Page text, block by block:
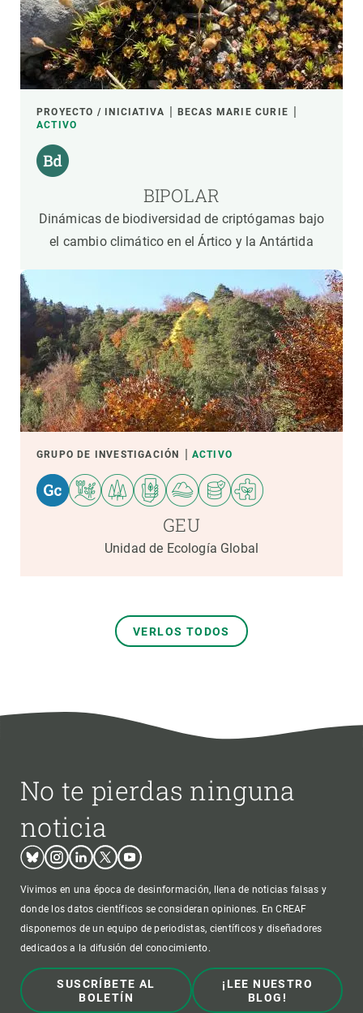
PROYECTO / INICIATIVA
BECAS MARIE CURIE
ACTIVO
BIPOLAR
Dinámicas de biodiversidad de criptógamas bajo
el cambio climático en el Ártico y la Antártida
GRUPO DE INVESTIGACIÓN ACTIVO
GEU
Unidad de Ecología Global
VERLOS TODOS
No te pierdas ninguna
noticia
BlueskyInstagram
LinkedinTwitterYoutube
Vivimos en una época de desinformación, llena de noticias falsas y
donde los datos científicos se consideran opiniones. En CREAF
disponemos de un equipo de periodistas, científicos y diseñadores
dedicados a la difusión del conocimiento.
SUSCRÍBETE AL
BOLETÍN
¡LEE NUESTRO
BLOG!